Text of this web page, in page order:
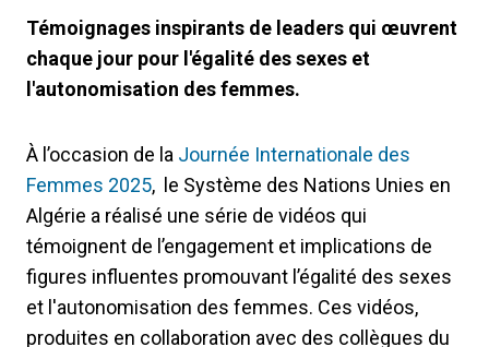
Témoignages inspirants de leaders qui œuvrent
chaque jour pour l'égalité des sexes et
l'autonomisation des femmes.
À l’occasion de la Journée Internationale des
Femmes 2025, le Système des Nations Unies en
Algérie a réalisé une série de vidéos qui
témoignent de l’engagement et implications de
figures influentes promouvant l’égalité des sexes
et l'autonomisation des femmes. Ces vidéos,
produites en collaboration avec des collègues du